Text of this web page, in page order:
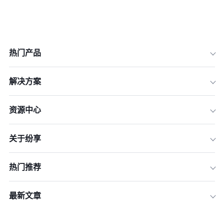
热门产品
解决方案
资源中心
关于纷享
热门推荐
最新文章